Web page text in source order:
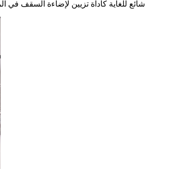
شائع للغاية كأداة تزيين لإضاءة السقف في